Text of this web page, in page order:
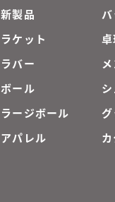
新製品
ラケット
ラバー
ボール
ラージボール
アパレル